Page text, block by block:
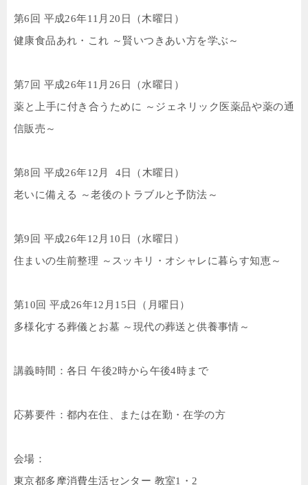
第6 回 平成26年11 月 20 日（木曜日）
健康食品あれ・これ ～賢いつきあい方を学ぶ～
第7 回 平成26年11 月 26 日（水曜日）
薬と上手に付き合うために ～ジェネリック医薬品や薬の通
信販売～
第8 回 平成26年12 月 4日（木曜日）
老いに備える ～老後のトラブルと予防法～
第9 回 平成26年12 月 10 日（水曜日）
住まいの生前整理 ～スッキリ・オシャレに暮らす知恵～
第10回 平成26年12 月 15 日（月曜日）
多様化する葬儀とお墓 ～現代の葬送と供養事情～
講義時間：各日 午後2時から午後4時まで
応募要件：都内在住、または在勤・在学の方
会場：
東京都多摩消費生活センター 教室1 ・ 2